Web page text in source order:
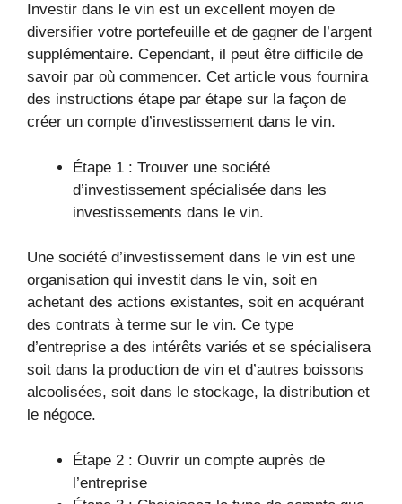
Investir dans le vin est un excellent moyen de
diversifier votre portefeuille et de gagner de l’argent
supplémentaire. Cependant, il peut être difficile de
savoir par où commencer. Cet article vous fournira
des instructions étape par étape sur la façon de
créer un compte d’investissement dans le vin.
Étape 1 : Trouver une société
d’investissement spécialisée dans les
investissements dans le vin.
Une société d’investissement dans le vin est une
organisation qui investit dans le vin, soit en
achetant des actions existantes, soit en acquérant
des contrats à terme sur le vin. Ce type
d’entreprise a des intérêts variés et se spécialisera
soit dans la production de vin et d’autres boissons
alcoolisées, soit dans le stockage, la distribution et
le négoce.
Étape 2 : Ouvrir un compte auprès de
l’entreprise